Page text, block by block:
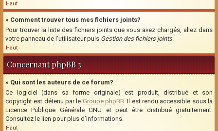
Haut
» Comment trouver tous mes fichiers joints?
Pour trouver la liste des fichiers joints que vous avez chargés, allez dans
votre panneau de l’utilisateur puis Gestion des fichiers joints.
Haut
Concernant phpBB 3
» Qui sont les auteurs de ce forum?
Ce logiciel (dans sa forme originale) est produit, distribué et son
copyright est détenu par le Groupe phpBB. Il est rendu accessible sous la
Licence Publique Générale GNU et peut être distribué gratuitement.
Consultez le lien pour plus d’informations.
Haut